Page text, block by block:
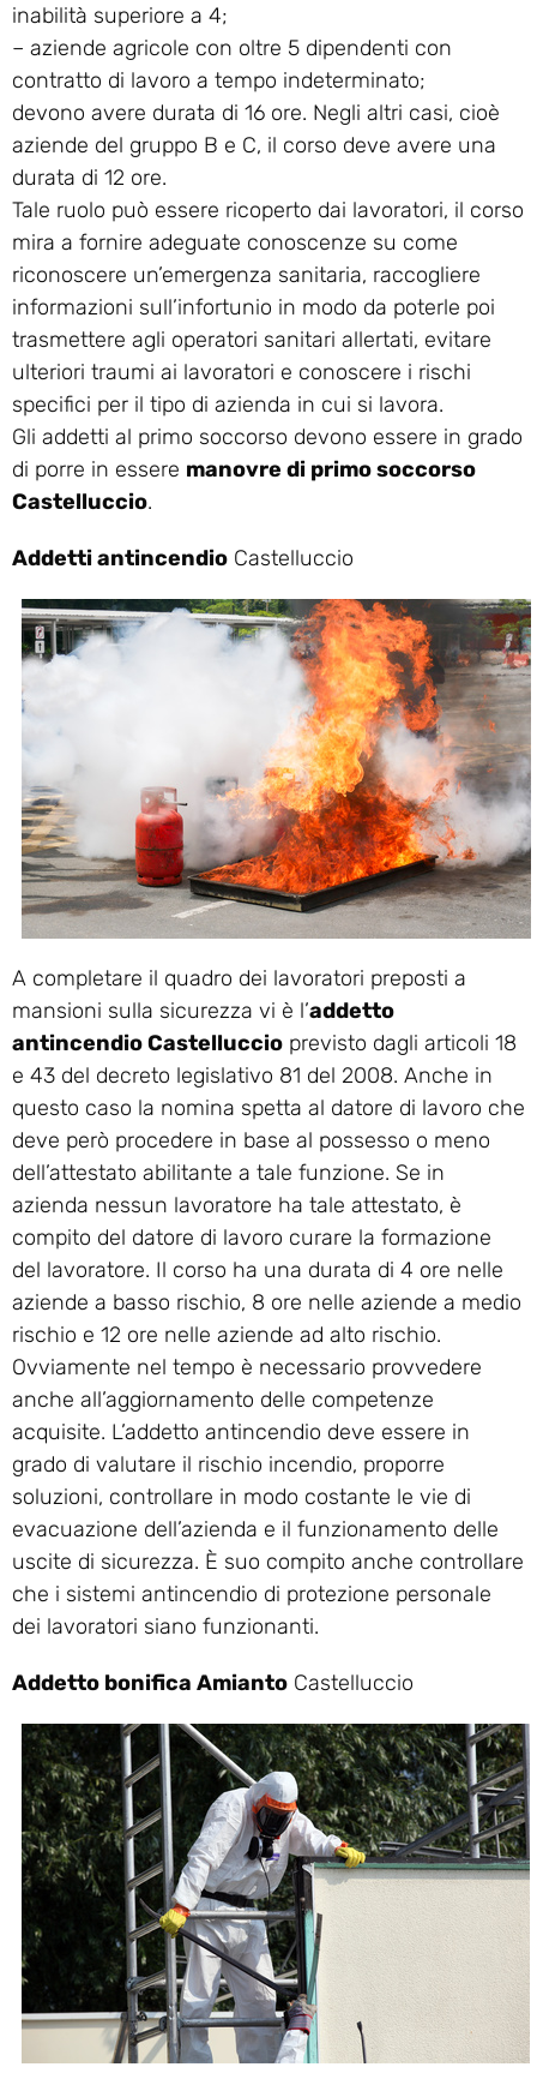
inabilità superiore a 4;
– aziende agricole con oltre 5 dipendenti con
contratto di lavoro a tempo indeterminato;
devono avere durata di 16 ore. Negli altri casi, cioè
aziende del gruppo B e C, il corso deve avere una
durata di 12 ore.
Tale ruolo può essere ricoperto dai lavoratori, il corso
mira a fornire adeguate conoscenze su come
riconoscere un’emergenza sanitaria, raccogliere
informazioni sull’infortunio in modo da poterle poi
trasmettere agli operatori sanitari allertati, evitare
ulteriori traumi ai lavoratori e conoscere i rischi
specifici per il tipo di azienda in cui si lavora.
Gli addetti al primo soccorso devono essere in grado
di porre in essere manovre di primo soccorso
Castelluccio.
Addetti antincendio Castelluccio
A completare il quadro dei lavoratori preposti a
mansioni sulla sicurezza vi è l’addetto
antincendio Castelluccio previsto dagli articoli 18
e 43 del decreto legislativo 81 del 2008. Anche in
questo caso la nomina spetta al datore di lavoro che
deve però procedere in base al possesso o meno
dell’attestato abilitante a tale funzione. Se in
azienda nessun lavoratore ha tale attestato, è
compito del datore di lavoro curare la formazione
del lavoratore. Il corso ha una durata di 4 ore nelle
aziende a basso rischio, 8 ore nelle aziende a medio
rischio e 12 ore nelle aziende ad alto rischio.
Ovviamente nel tempo è necessario provvedere
anche all’aggiornamento delle competenze
acquisite. L’addetto antincendio deve essere in
grado di valutare il rischio incendio, proporre
soluzioni, controllare in modo costante le vie di
evacuazione dell’azienda e il funzionamento delle
uscite di sicurezza. È suo compito anche controllare
che i sistemi antincendio di protezione personale
dei lavoratori siano funzionanti.
Addetto bonifica Amianto Castelluccio